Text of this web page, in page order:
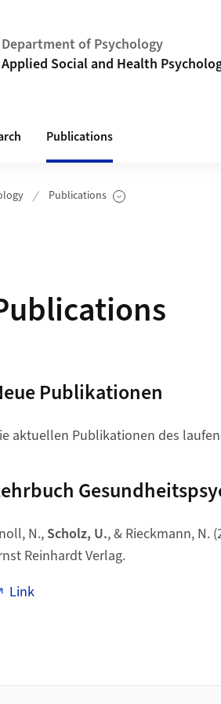
Department of Psychology
Applied Social and Health
Publications
Publications
Show Subpages
Publikationen
aktuellen Publikationen des
N.,Scholz, U., & Rieckmann, N.
Reinhardt Verlag.
Link